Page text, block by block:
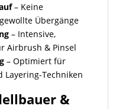
– Keine
Übergänge
– Intensive,
Airbrush & Pinsel
– Optimiert für
Layering-Techniken
&